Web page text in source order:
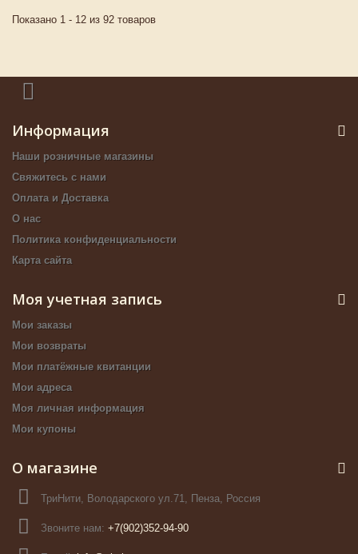
Показано 1 - 12 из 92 товаров
Информация
Наши розничные магазины
Свяжитесь с нами
Оплата и Доставка
О нас
Политика конфиденциальности
Карта сайта
Моя учетная запись
Мои заказы
Мои возвраты
Мои платёжные квитанции
Мои адреса
Моя личная информация
Мои купоны
О магазине
ТриНити, Володарского ул.71, Пенза, Россия
Звоните нам: +7(902)352-94-90